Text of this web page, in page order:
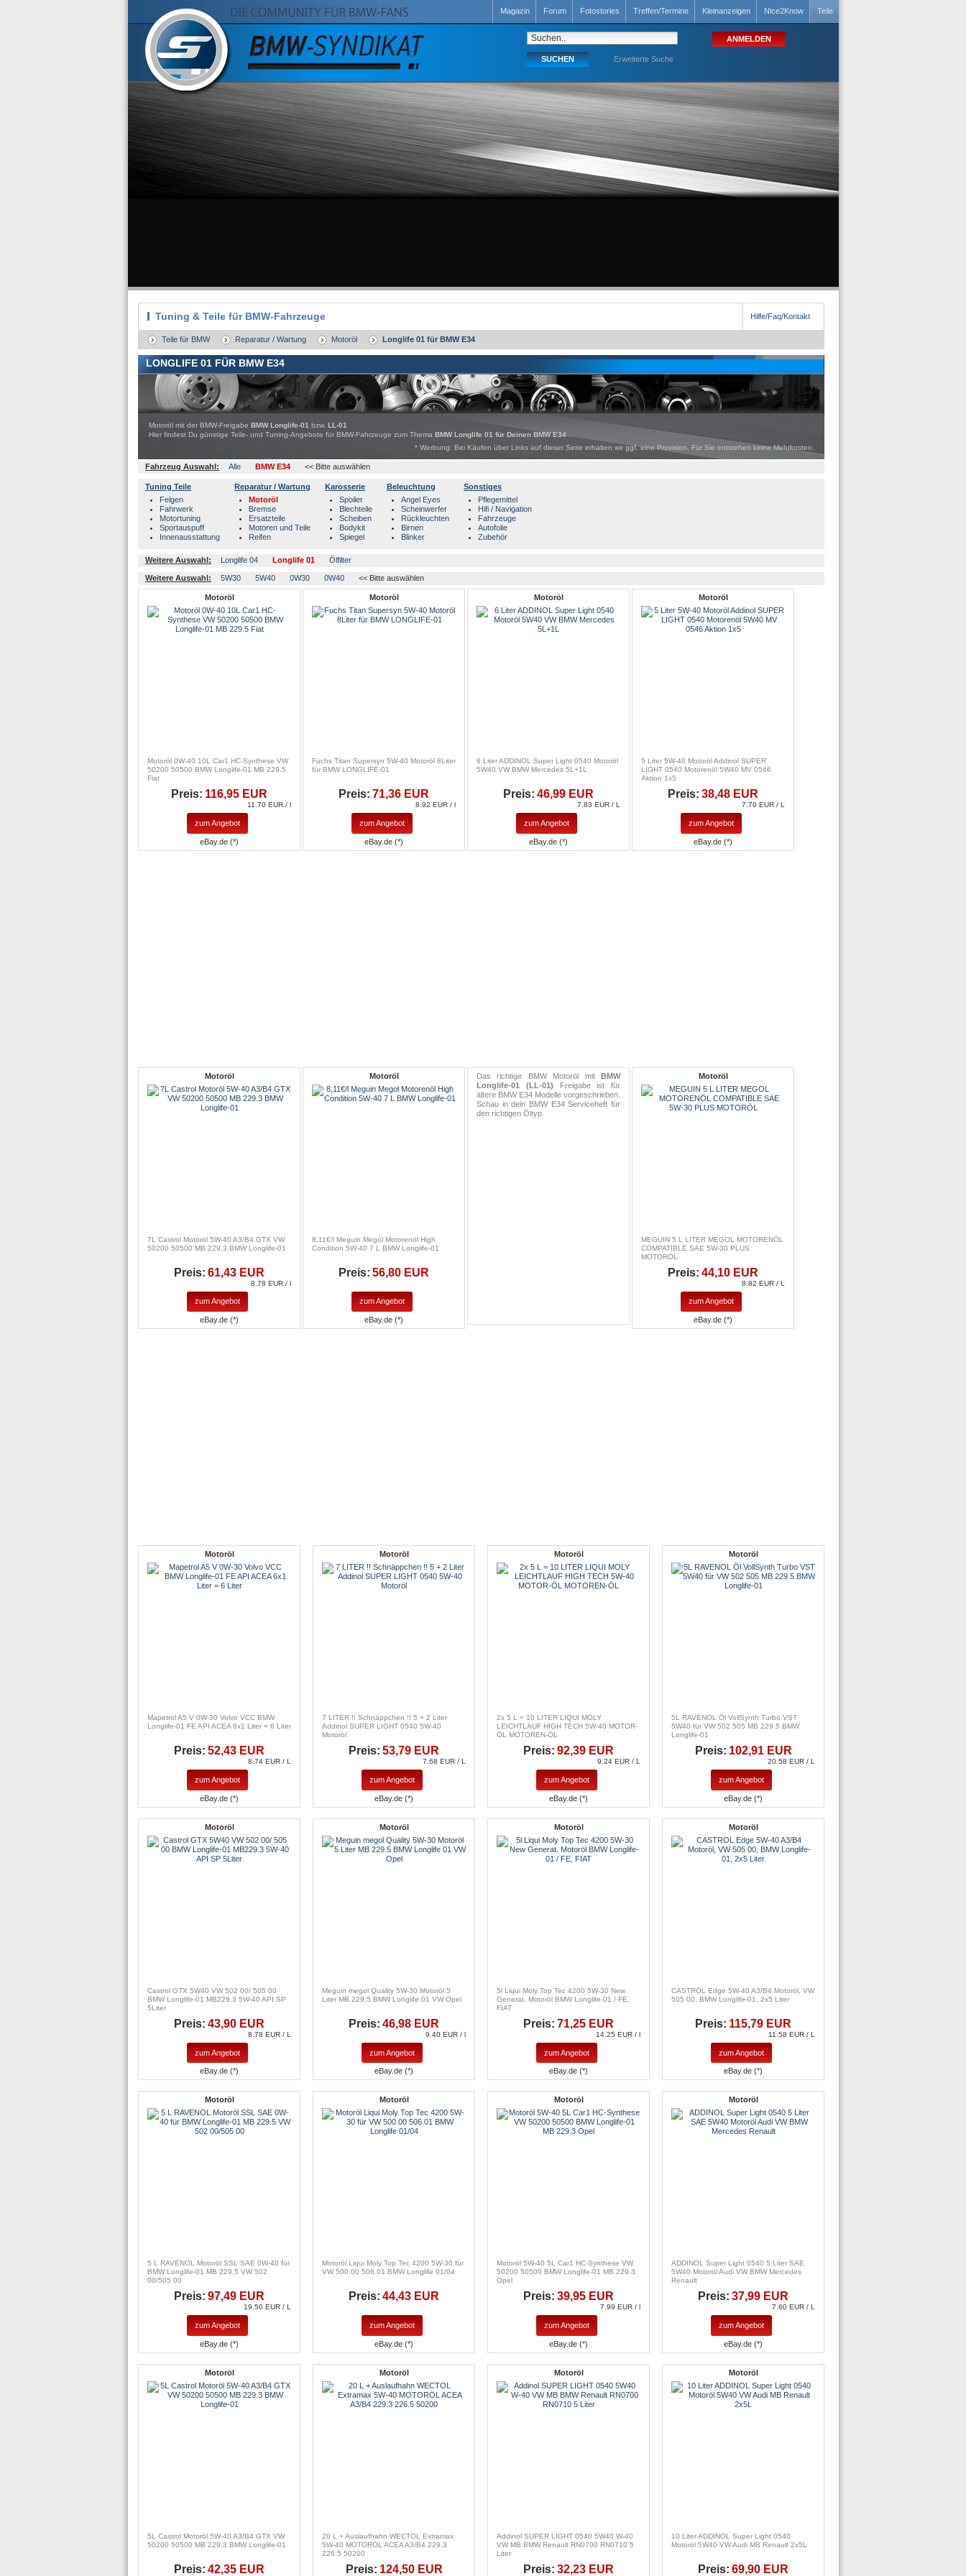
Magazin Forum Fotostories Treffen/Termine Kleinanzeigen Nice2Know Teile
Erweiterte Suche
Tuning & Teile für BMW-Fahrzeuge Hilfe/Faq/Kontakt
Teile für BMW Reparatur / Wartung Motoröl Longlife 01 für BMW E34
LONGLIFE 01 FÜR BMW E34
Motoröl mit der BMW-Freigabe BMW Longlife-01 bzw. LL-01
Hier findest Du günstige Teile- und Tuning-Angebote für BMW-Fahrzeuge zum Thema BMW Longlife 01 für Deinen BMW E34
* Werbung: Bei Käufen über Links auf dieser Seite erhalten wir ggf. eine Provision. Für Sie entstehen keine Mehrkosten.
Fahrzeug Auswahl: Alle BMW E34 << Bitte auswählen
Tuning Teile
Felgen
Fahrwerk
Motortuning
Sportauspuff
Innenausstattung
Reparatur / Wartung
Motoröl
Bremse
Ersatzteile
Motoren und Teile
Reifen
Karosserie
Spoiler
Blechteile
Scheiben
Bodykit
Spiegel
Beleuchtung
Angel Eyes
Scheinwerfer
Rückleuchten
Birnen
Blinker
Sonstiges
Pflegemittel
Hifi / Navigation
Fahrzeuge
Autofolie
Zubehör
Weitere Auswahl: Longlife 04 Longlife 01 Ölfilter
Weitere Auswahl: 5W30 5W40 0W30 0W40 << Bitte auswählen
Motoröl
Motoröl 0W-40 10L Car1 HC-Synthese VW
50200 50500 BMW Longlife-01 MB 229.5
Fiat
Preis: 116,95 EUR
11.70 EUR / l
zum Angebot
eBay.de (*)
Motoröl
Fuchs Titan Supersyn 5W-40 Motoröl 8Liter
für BMW LONGLIFE-01
Preis: 71,36 EUR
8.92 EUR / l
zum Angebot
eBay.de (*)
Motoröl
6 Liter ADDINOL Super Light 0540 Motoröl
5W40 VW BMW Mercedes 5L+1L
Preis: 46,99 EUR
7.83 EUR / L
zum Angebot
eBay.de (*)
Motoröl
5 Liter 5W-40 Motoröl Addinol SUPER
LIGHT 0540 Motorenöl 5W40 MV 0546
Aktion 1x5
Preis: 38,48 EUR
7.70 EUR / L
zum Angebot
eBay.de (*)
Motoröl
7L Castrol Motoröl 5W-40 A3/B4 GTX VW
50200 50500 MB 229.3 BMW Longlife-01
Preis: 61,43 EUR
8.78 EUR / l
zum Angebot
eBay.de (*)
Motoröl
8,11€/l Meguin Megol Motorenöl High
Condition 5W-40 7 L BMW Longlife-01
Preis: 56,80 EUR
zum Angebot
eBay.de (*)
Das richtige BMW Motoröl mit BMW
Longlife-01 (LL-01) Freigabe ist für
ältere BMW E34 Modelle vorgeschrieben.
Schau in dein BMW E34 Serviceheft für
den richtigen Öltyp.
Motoröl
MEGUIN 5 L LITER MEGOL MOTORENÖL
COMPATIBLE SAE 5W-30 PLUS
MOTORÖL
Preis: 44,10 EUR
8.82 EUR / L
zum Angebot
eBay.de (*)
Motoröl
Mapetrol A5 V 0W-30 Volvo VCC BMW
Longlife-01 FE API ACEA 6x1 Liter = 6 Liter
Preis: 52,43 EUR
8.74 EUR / L
zum Angebot
eBay.de (*)
Motoröl
7 LITER !! Schnäppchen !! 5 + 2 Liter
Addinol SUPER LIGHT 0540 5W-40
Motoröl
Preis: 53,79 EUR
7.68 EUR / L
zum Angebot
eBay.de (*)
Motoröl
2x 5 L = 10 LITER LIQUI MOLY
LEICHTLAUF HIGH TECH 5W-40 MOTOR-
ÖL MOTOREN-ÖL
Preis: 92,39 EUR
9.24 EUR / L
zum Angebot
eBay.de (*)
Motoröl
5L RAVENOL Öl VollSynth Turbo VST
5W40 für VW 502 505 MB 229.5 BMW
Longlife-01
Preis: 102,91 EUR
20.58 EUR / L
zum Angebot
eBay.de (*)
Motoröl
Castrol GTX 5W40 VW 502 00/ 505 00
BMW Longlife-01 MB229.3 5W-40 API SP
5Liter
Preis: 43,90 EUR
8.78 EUR / L
zum Angebot
eBay.de (*)
Motoröl
Meguin megol Quality 5W-30 Motoröl 5
Liter MB 229.5 BMW Longlife 01 VW Opel
Preis: 46,98 EUR
9.40 EUR / l
zum Angebot
eBay.de (*)
Motoröl
5l Liqui Moly Top Tec 4200 5W-30 New
Generat. Motoröl BMW Longlife-01 / FE,
FIAT
Preis: 71,25 EUR
14.25 EUR / l
zum Angebot
eBay.de (*)
Motoröl
CASTROL Edge 5W-40 A3/B4 Motoröl, VW
505 00, BMW Longlife-01, 2x5 Liter
Preis: 115,79 EUR
11.58 EUR / L
zum Angebot
eBay.de (*)
Motoröl
5 L RAVENOL Motoröl SSL SAE 0W-40 für
BMW Longlife-01 MB 229.5 VW 502
00/505 00
Preis: 97,49 EUR
19.50 EUR / L
zum Angebot
eBay.de (*)
Motoröl
Motoröl Liqui Moly Top Tec 4200 5W-30 für
VW 500.00 506.01 BMW Longlife 01/04
Preis: 44,43 EUR
zum Angebot
eBay.de (*)
Motoröl
Motoröl 5W-40 5L Car1 HC-Synthese VW
50200 50500 BMW Longlife-01 MB 229.3
Opel
Preis: 39,95 EUR
7.99 EUR / l
zum Angebot
eBay.de (*)
Motoröl
ADDINOL Super Light 0540 5 Liter SAE
5W40 Motoröl Audi VW BMW Mercedes
Renault
Preis: 37,99 EUR
7.60 EUR / L
zum Angebot
eBay.de (*)
Motoröl
5L Castrol Motoröl 5W-40 A3/B4 GTX VW
50200 50500 MB 229.3 BMW Longlife-01
Preis: 42,35 EUR
Motoröl
20 L + Auslaufhahn WECTOL Extramax
5W-40 MOTORÖL ACEA A3/B4 229.3
226.5 50200
Preis: 124,50 EUR
Motoröl
Addinol SUPER LIGHT 0540 5W40 W-40
VW MB BMW Renault RN0700 RN0710 5
Liter
Preis: 32,23 EUR
Motoröl
10 Liter ADDINOL Super Light 0540
Motoröl 5W40 VW Audi MB Renault 2x5L
Preis: 69,90 EUR